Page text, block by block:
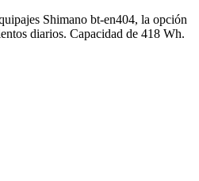
Shimano bt-en404, la opción
diarios. Capacidad de 418 Wh.